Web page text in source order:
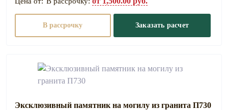
В рассрочку Заказать расчет
Эксклюзивный памятник на могилу из гранита П730